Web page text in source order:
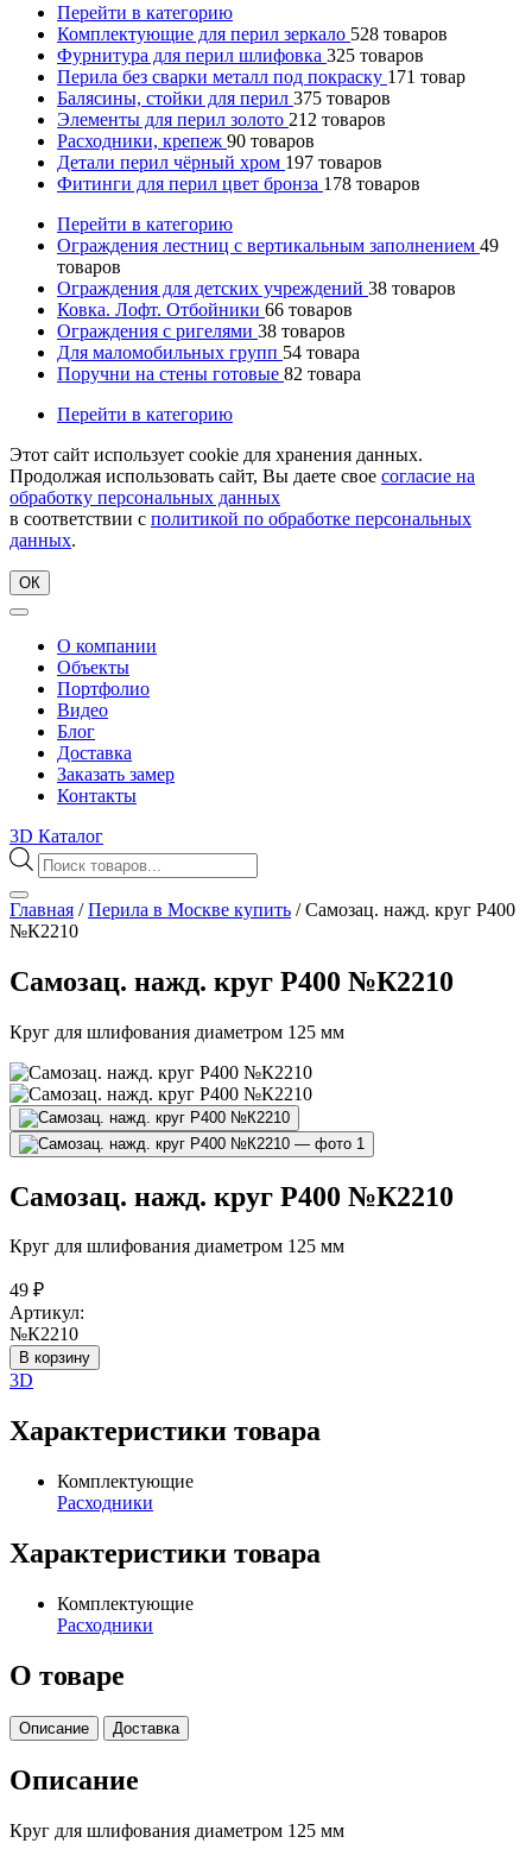
Перейти в категорию
Комплектующие для перил зеркало 528 товаров
Фурнитура для перил шлифовка 325 товаров
Перила без сварки металл под покраску 171 товар
Балясины, стойки для перил 375 товаров
Элементы для перил золото 212 товаров
Расходники, крепеж 90 товаров
Детали перил чёрный хром 197 товаров
Фитинги для перил цвет бронза 178 товаров
Перейти в категорию
Ограждения лестниц с вертикальным заполнением 49
товаров
Ограждения для детских учреждений 38 товаров
Ковка. Лофт. Отбойники 66 товаров
Ограждения с ригелями 38 товаров
Для маломобильных групп 54 товара
Поручни на стены готовые 82 товара
Перейти в категорию
Этот сайт использует cookie для хранения данных.
Продолжая использовать сайт, Вы даете свое согласие на
обработку персональных данных
в соответствии с политикой по обработке персональных
данных.
ОК
О компании
Объекты
Портфолио
Видео
Блог
Доставка
Заказать замер
Контакты
3D Каталог
Поиск
товаров
Главная /Перила в Москве купить /Самозац. нажд. круг Р400
№К2210
Самозац. нажд. круг Р400 №К2210
Круг для шлифования диаметром 125 мм
Самозац. нажд. круг Р400 №К2210
Круг для шлифования диаметром 125 мм
49 ₽
Артикул:
№К2210
В корзину
3D
Характеристики товара
Комплектующие
Расходники
Характеристики товара
Комплектующие
Расходники
О товаре
Описание Доставка
Описание
Круг для шлифования диаметром 125 мм